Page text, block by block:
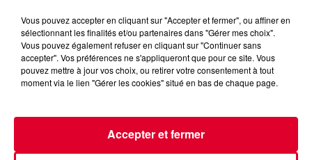
La chanteuse sortira bientôt son nouvel album et continue
deSpark the Fire. Ce dernier est produit parPharrell
, ce qui n’a rien d’étonnant quand on sait que les
deux artistes collaborent régulièrement.
Vous pouvez accepter en cliquant sur "Accepter et fermer", ou affiner en
sélectionnant les finalités et/ou partenaires dans "Gérer mes choix".
Vous pouvez également refuser en cliquant sur "Continuer sans
accepter". Vos préférences ne s'appliqueront que pour ce site. Vous
pouvez mettre à jour vos choix, ou retirer votre consentement à tout
moment via le lien "Gérer les cookies" situé en bas de chaque page.
Accepter et fermer